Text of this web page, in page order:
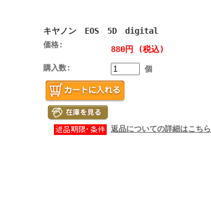
キヤノン EOS 5D digital
価格: 880円 (税込)
購入数: 個
返品についての詳細はこちら